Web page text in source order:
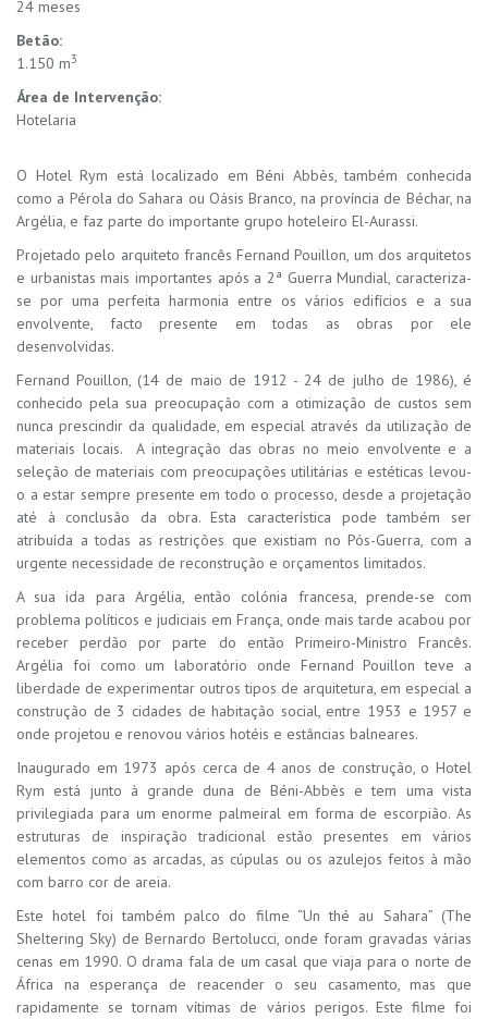
24 meses
Betão:
1.150 m3
Área de Intervenção:
Hotelaria
O Hotel Rym está localizado em Béni Abbès, também conhecida
como a Pérola do Sahara ou Oásis Branco, na província de Béchar, na
Argélia, e faz parte do importante grupo hoteleiro El-Aurassi.
Projetado pelo arquiteto francês Fernand Pouillon, um dos arquitetos
e urbanistas mais importantes após a 2ª Guerra Mundial, caracteriza-
se por uma perfeita harmonia entre os vários edifícios e a sua
envolvente, facto presente em todas as obras por ele
desenvolvidas.
Fernand Pouillon, (14 de maio de 1912 - 24 de julho de 1986), é
conhecido pela sua preocupação com a otimização de custos sem
nunca prescindir da qualidade, em especial através da utilização de
materiais locais. A integração das obras no meio envolvente e a
seleção de materiais com preocupações utilitárias e estéticas levou-
o a estar sempre presente em todo o processo, desde a projetação
até à conclusão da obra. Esta característica pode também ser
atribuída a todas as restrições que existiam no Pós-Guerra, com a
urgente necessidade de reconstrução e orçamentos limitados.
A sua ida para Argélia, então colónia francesa, prende-se com
problema políticos e judiciais em França, onde mais tarde acabou por
receber perdão por parte do então Primeiro-Ministro Francês.
Argélia foi como um laboratório onde Fernand Pouillon teve a
liberdade de experimentar outros tipos de arquitetura, em especial a
construção de 3 cidades de habitação social, entre 1953 e 1957 e
onde projetou e renovou vários hotéis e estâncias balneares.
Inaugurado em 1973 após cerca de 4 anos de construção, o Hotel
Rym está junto à grande duna de Béni-Abbès e tem uma vista
privilegiada para um enorme palmeiral em forma de escorpião. As
estruturas de inspiração tradicional estão presentes em vários
elementos como as arcadas, as cúpulas ou os azulejos feitos à mão
com barro cor de areia.
Este hotel foi também palco do filme “Un thé au Sahara” (The
Sheltering Sky) de Bernardo Bertolucci, onde foram gravadas várias
cenas em 1990. O drama fala de um casal que viaja para o norte de
África na esperança de reacender o seu casamento, mas que
rapidamente se tornam vítimas de vários perigos. Este filme foi